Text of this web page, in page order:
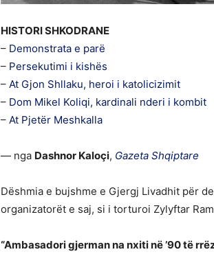
HISTORI SHKODRANE
– Demonstrata e parë
– Persekutimi i kishës
– At Gjon Shllaku, heroi i katolicizimit
– Dom Mikel Koliqi, kardinali nderi i kombit
– At Pjetër Meshkalla
— nga Dashnor Kaloçi, Gazeta Shqiptare
Dëshmia e bujshme e Gjergj Livadhit për
organizatorët e saj, si i torturoi Zylyftar
“Ambasadori gjerman na nxiti në ’90 të